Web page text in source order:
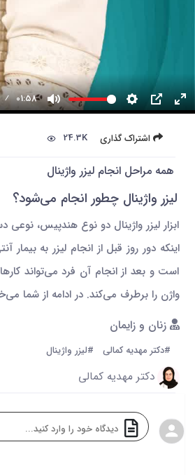
01:58
اشتراک گذاری 24.3K
همه مراحل انجام لیزر واژینال
لیزر واژینال چطور انجام می‌شود؟
ابزار لیزر واژینال دو نوع هندپیس،
است و بعد از انجام آن فرد می‌تواند
واژن را برطرف می‌کند. در ادامه از شما
زنان و زایمان
#دکتر مهدیه کمالی #لیزر واژینال
دکتر مهدیه کمالی